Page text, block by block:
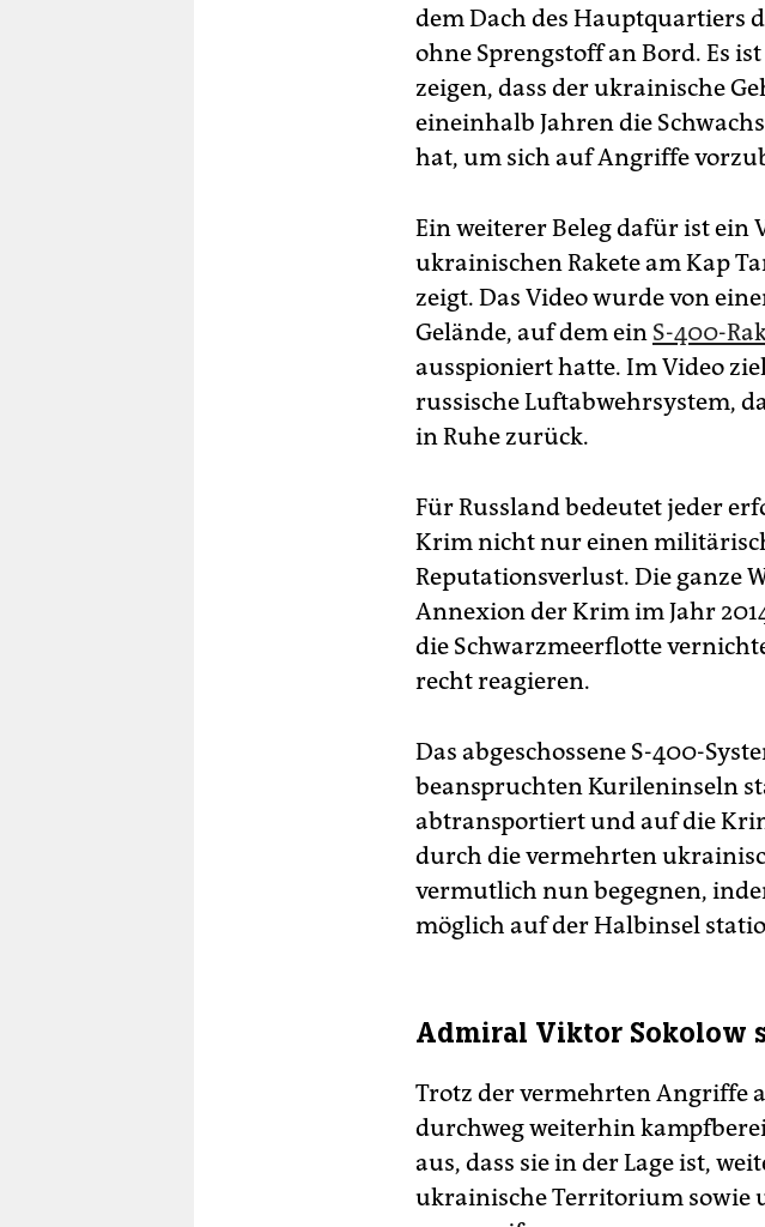
dem Dach des Hauptquartiers
ohne Sprengstoff an Bord. Es
zeigen, dass der ukrainische
eineinhalb Jahren die
hat, um sich auf Angriffe
Ein weiterer Beleg dafür ist ein
ukrainischen Rakete am Kap
zeigt. Das Video wurde von
Gelände, auf dem ein S-400-
ausspioniert hatte. Im Video
russische Luftabwehrsystem,
in Ruhe zurück.
Für Russland bedeutet jeder
Krim nicht nur einen
Reputationsverlust. Die ganze
Annexion der Krim im Jahr
die Schwarzmeerflotte
recht reagieren.
Das abgeschossene S-400-­
beanspruchten Kurileninseln
abtransportiert und auf die
durch die vermehrten
vermutlich nun begegnen,
möglich auf der Halbinsel
Admiral Viktor Sokolow
Trotz der vermehrten Angriffe
durchweg weiterhin
aus, dass sie in der Lage ist,
ukrainische Territorium sowie